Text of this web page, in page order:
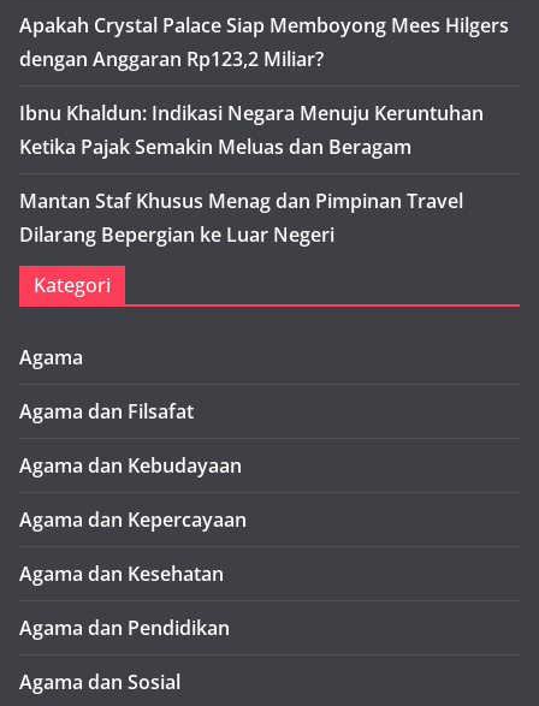
Apakah Crystal Palace Siap Memboyong Mees Hilgers
dengan Anggaran Rp123,2 Miliar?
Ibnu Khaldun: Indikasi Negara Menuju Keruntuhan
Ketika Pajak Semakin Meluas dan Beragam
Mantan Staf Khusus Menag dan Pimpinan Travel
Dilarang Bepergian ke Luar Negeri
Kategori
Agama
Agama dan Filsafat
Agama dan Kebudayaan
Agama dan Kepercayaan
Agama dan Kesehatan
Agama dan Pendidikan
Agama dan Sosial